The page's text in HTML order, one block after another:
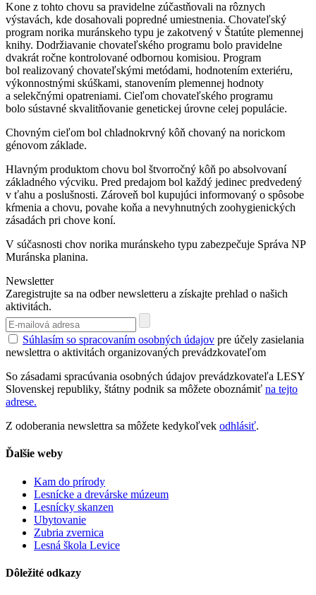
Kone z tohto chovu sa pravidelne zúčastňovali na rôznych
výstavách, kde dosahovali popredné umiestnenia. Chovateľský
program norika muránskeho typu je zakotvený v Štatúte plemennej
knihy. Dodržiavanie chovateľského programu bolo pravidelne
dvakrát ročne kontrolované odbornou komisiou. Program
bol realizovaný chovateľskými metódami, hodnotením exteriéru,
výkonnostnými skúškami, stanovením plemennej hodnoty
a selekčnými opatreniami. Cieľom chovateľského programu
bolo sústavné skvalitňovanie genetickej úrovne celej populácie.
Chovným cieľom bol chladnokrvný kôň chovaný na norickom
génovom základe.
Hlavným produktom chovu bol štvorročný kôň po absolvovaní
základného výcviku. Pred predajom bol každý jedinec predvedený
v ťahu a poslušnosti. Zároveň bol kupujúci informovaný o spôsobe
kŕmenia a chovu, povahe koňa a nevyhnutných zoohygienických
zásadách pri chove koní.
V súčasnosti chov norika muránskeho typu zabezpečuje Správa NP
Muránska planina.
Newsletter
Zaregistrujte sa na odber newsletteru a získajte prehlad o našich
aktivitách.
Súhlasím so spracovaním osobných údajov pre účely zasielania
newslettra o aktivitách organizovaných prevádzkovateľom
So zásadami spracúvania osobných údajov prevádzkovateľa LESY
Slovenskej republiky, štátny podnik sa môžete oboznámiť na tejto
adrese.
Z odoberania newslettra sa môžete kedykoľvek odhlásiť.
Ďalšie weby
Kam do prírody
Lesnícke a drevárske múzeum
Lesnícky skanzen
Ubytovanie
Zubria zvernica
Lesná škola Levice
Dôležité odkazy